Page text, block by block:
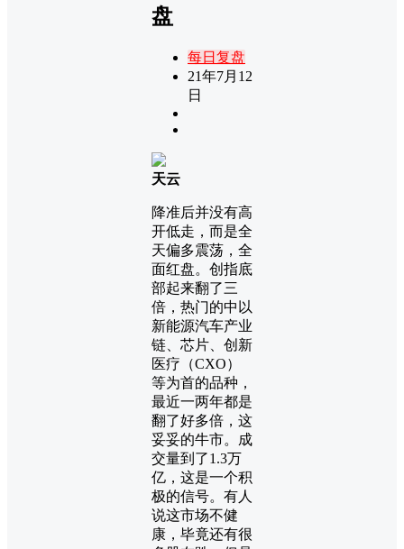
盘
每日复盘
21年7月12
日
天云
降准后并没有高
开低走，而是全
天偏多震荡，全
面红盘。创指底
部起来翻了三
倍，热门的中以
新能源汽车产业
链、芯片、创新
医疗（CXO）
等为首的品种，
最近一两年都是
翻了好多倍，这
妥妥的牛市。成
交量到了1.3万
亿，这是一个积
极的信号。有人
说这市场不健
康，毕竟还有很